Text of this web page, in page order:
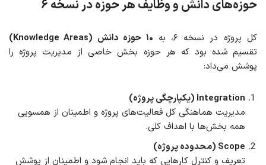
حوزه‌های دانش و وظایف هر حوزهدرنسخه ۶
کل پروژه در نسخه ۶، به
۱۰ حوزه دانش (Knowledge Areas)
تقسیم شده بود که هر حوزه بخش خاصی از مدیریت پروژه را
پوشش می‌داد:
Integration (یکپارچگی پروژه)
مدیریت هماهنگی کل فعالیت‌های پروژه و اطمینان از همسویی
همه بخش‌ها با اهداف کلی.
Scope (محدوده پروژه)
تعریف و کنترل کارهایی که باید انجام شود و اطمینان از پوشش